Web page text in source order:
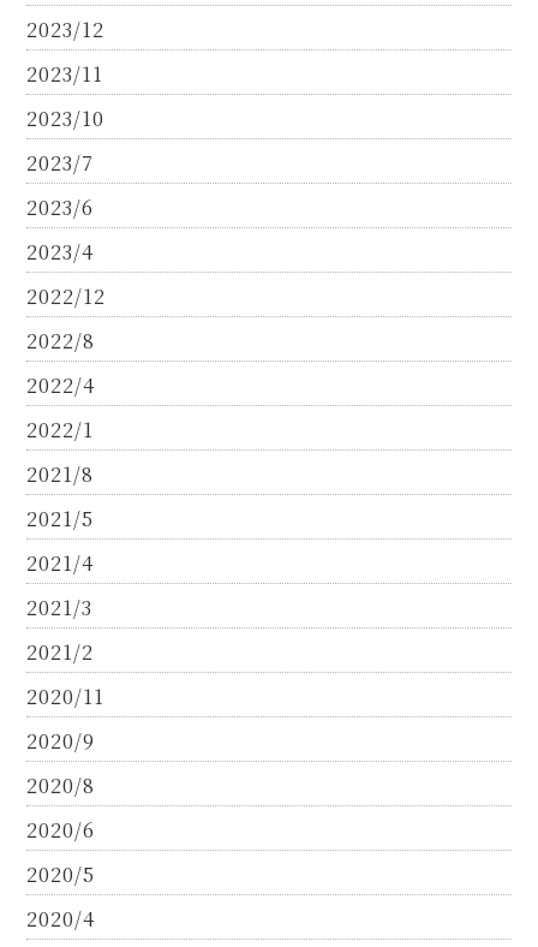
2023/12
2023/11
2023/10
2023/7
2023/6
2023/4
2022/12
2022/8
2022/4
2022/1
2021/8
2021/5
2021/4
2021/3
2021/2
2020/11
2020/9
2020/8
2020/6
2020/5
2020/4